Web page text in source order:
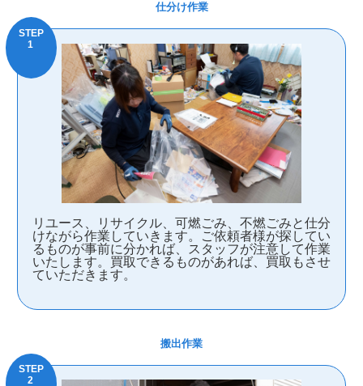
仕分け作業
リユース、リサイクル、可燃ごみ、不燃ごみと仕分
けながら作業していきます。ご依頼者様が探してい
るものが事前に分かれば、スタッフが注意して作業
いたします。買取できるものがあれば、買取もさせ
ていただきます。
搬出作業